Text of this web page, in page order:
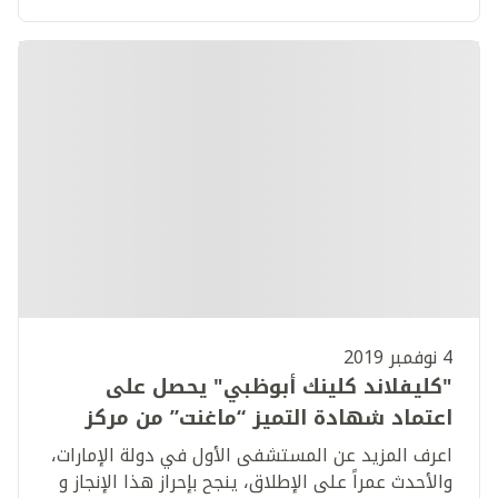
4 نوفمبر 2019
"كليفلاند كلينك أبوظبي" يحصل على
اعتماد شهادة التميز “ماغنت” من مركز
الاعتماد الأميركي للتمريض
اعرف المزيد عن المستشفى الأول في دولة الإمارات،
والأحدث عمراً على الإطلاق، ينجح بإحراز هذا الإنجاز و